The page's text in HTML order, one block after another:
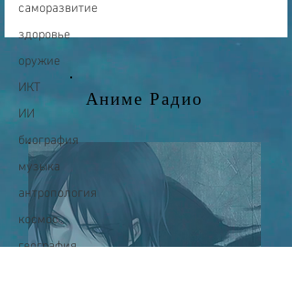
саморазвитие
здоровье
оружие
ИКТ
ИИ
биография
музыка
антропология
космос
география
Аниме Радио